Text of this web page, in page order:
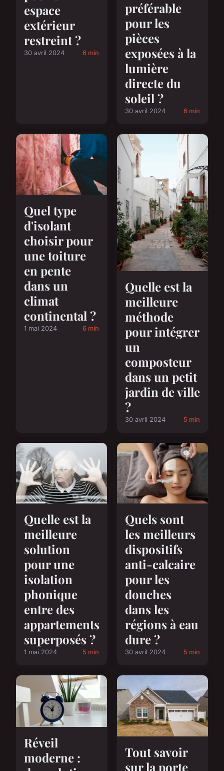
espace
extérieur
restreint ?
30 avril 2024 6 min
préférable
pour les
pièces
exposées à la
lumière
directe du
soleil ?
30 avril 2024 6 min
Quel type
d'isolant
choisir pour
une toiture
en pente
dans un
climat
continental ?
1 mai 2024 6 min
Quelle est la
meilleure
méthode
pour intégrer
un
composteur
dans un petit
jardin de ville
?
30 avril 2024 5 min
Quelle est la
meilleure
solution
pour une
isolation
phonique
entre des
appartements
superposés ?
1 mai 2024 5 min
Quels sont
les meilleurs
dispositifs
anti-calcaire
pour les
douches
dans les
régions à eau
dure ?
30 avril 2024 5 min
Réveil
moderne :
Tout savoir
sur la porte